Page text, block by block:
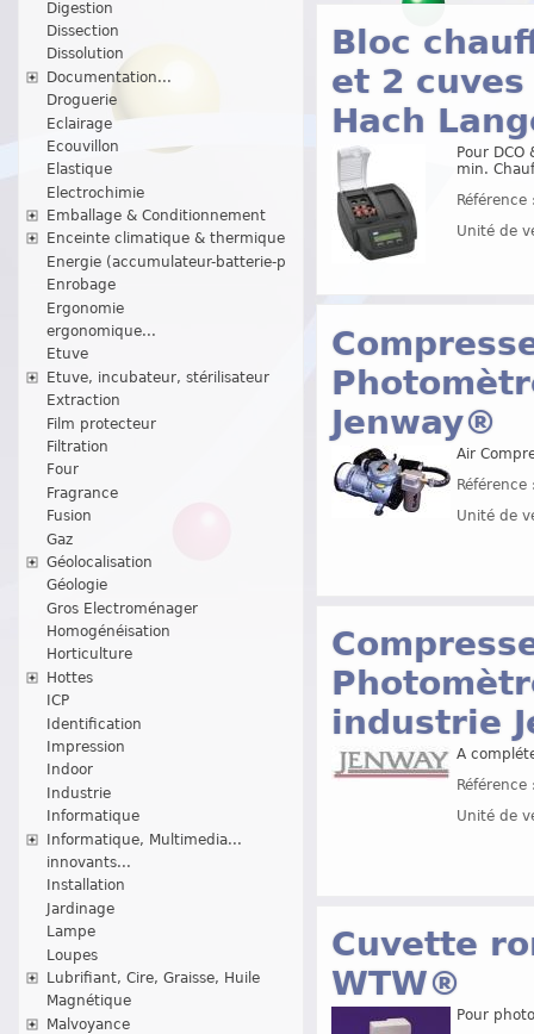
Digestion
Dissection
Dissolution
Documentation...
Droguerie
Eclairage
Ecouvillon
Elastique
Electrochimie
Emballage & Conditionnement
Enceinte climatique & thermique
Energie (accumulateur-batterie-p
Enrobage
Ergonomie
ergonomique...
Etuve
Etuve, incubateur, stérilisateur
Extraction
Film protecteur
Filtration
Four
Fragrance
Fusion
Gaz
Géolocalisation
Géologie
Gros Electroménager
Homogénéisation
Horticulture
Hottes
ICP
Identification
Impression
Indoor
Industrie
Informatique
Informatique, Multimedia...
innovants...
Installation
Jardinage
Lampe
Loupes
Lubrifiant, Cire, Graisse, Huile
Magnétique
Malvoyance
Bloc
et 2 cuves
Hach
Pour
min.
Unité de
Jenway®
Air
Unité de
industrie
A
Unité de
Cuvette
WTW®
Pour